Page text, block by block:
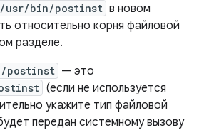
usr/bin/postinst в новом
относительно корня файловой
разделе.
postinst — это
(если не используется
укажите тип файловой
передан системному вызову